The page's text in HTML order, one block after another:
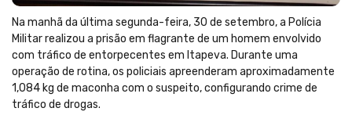
Na manhã da última segunda-feira, 30 de setembro, a Polícia
Militar realizou a prisão em flagrante de um homem envolvido
com tráfico de entorpecentes em Itapeva. Durante uma
operação de rotina, os policiais apreenderam aproximadamente
1,084 kg de maconha com o suspeito, configurando crime de
tráfico de drogas.